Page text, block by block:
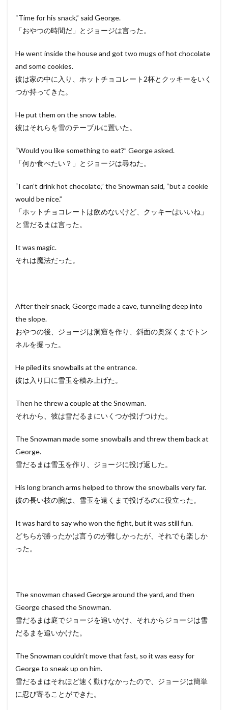
“Time for his snack,” said George.
「おやつの時間だ」とジョージは言った。
He went inside the house and got two mugs of hot chocolate
and some cookies.
彼は家の中に入り、ホットチョコレート2杯とクッキーをいく
つか持ってきた。
He put them on the snow table.
彼はそれらを雪のテーブルに置いた。
“Would you like something to eat?” George asked.
「何か食べたい？」とジョージは尋ねた。
“I can’t drink hot chocolate,” the Snowman said, “but a cookie
would be nice.”
「ホットチョコレートは飲めないけど、クッキーはいいね」
と雪だるまは言った。
It was magic.
それは魔法だった。
After their snack, George made a cave, tunneling deep into
the slope.
おやつの後、ジョージは洞窟を作り、斜面の奥深くまでトン
ネルを掘った。
He piled its snowballs at the entrance.
彼は入り口に雪玉を積み上げた。
Then he threw a couple at the Snowman.
それから、彼は雪だるまにいくつか投げつけた。
The Snowman made some snowballs and threw them back at
George.
雪だるまは雪玉を作り、ジョージに投げ返した。
His long branch arms helped to throw the snowballs very far.
彼の長い枝の腕は、雪玉を遠くまで投げるのに役立った。
It was hard to say who won the fight, but it was still fun.
どちらが勝ったかは言うのが難しかったが、それでも楽しか
った。
The snowman chased George around the yard, and then
George chased the Snowman.
雪だるまは庭でジョージを追いかけ、それからジョージは雪
だるまを追いかけた。
The Snowman couldn’t move that fast, so it was easy for
George to sneak up on him.
雪だるまはそれほど速く動けなかったので、ジョージは簡単
に忍び寄ることができた。